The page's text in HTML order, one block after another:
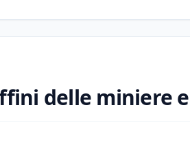
delle miniere